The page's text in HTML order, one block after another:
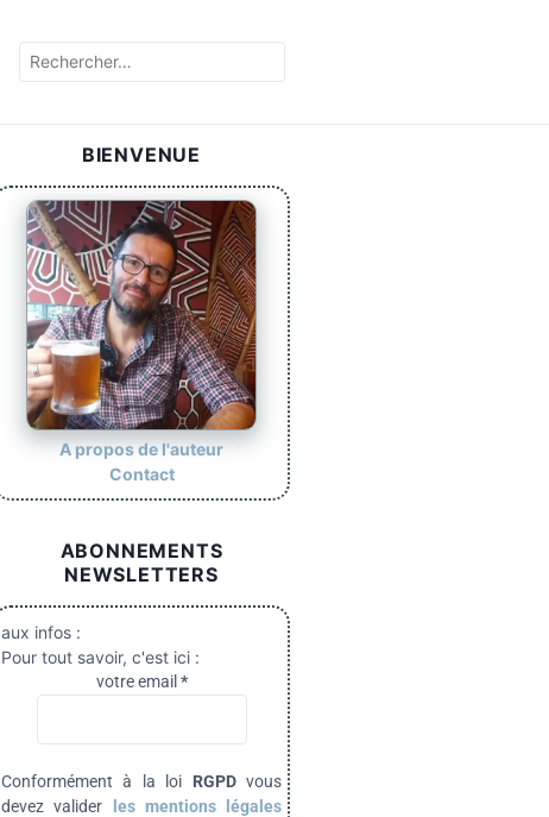
BIENVENUE
A propos de l'auteur
Contact
ABONNEMENTS
NEWSLETTERS
aux infos :
Pour tout savoir, c'est ici :
votre email *
Conformément à la loi RGPDvous
devez valider
les mentions légales